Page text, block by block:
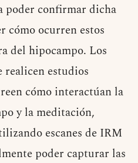
poder confirmar dicha
cómo ocurren estos
del hipocampo. Los
realicen estudios
cómo interactúan la
y la meditación,
escanes de IRM
poder capturar las